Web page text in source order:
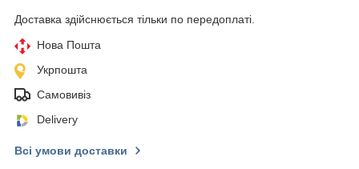
Доставка здійснюється тільки по передоплаті.
Нова Пошта
Укрпошта
Самовивіз
Delivery
Всі умови доставки